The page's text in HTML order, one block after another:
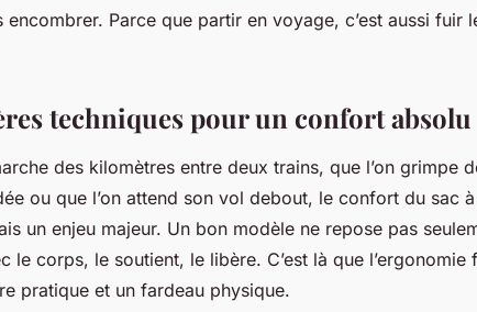
encombrer. Parce que partir en voyage, c’est aussi fuir
techniques pour un confort absolu
des kilomètres entre deux trains, que l’on grimpe
ou que l’on attend son vol debout, le confort du sac
un enjeu majeur. Un bon modèle ne repose pas
le corps, le soutient, le libère. C’est là que
pratique et un fardeau physique.